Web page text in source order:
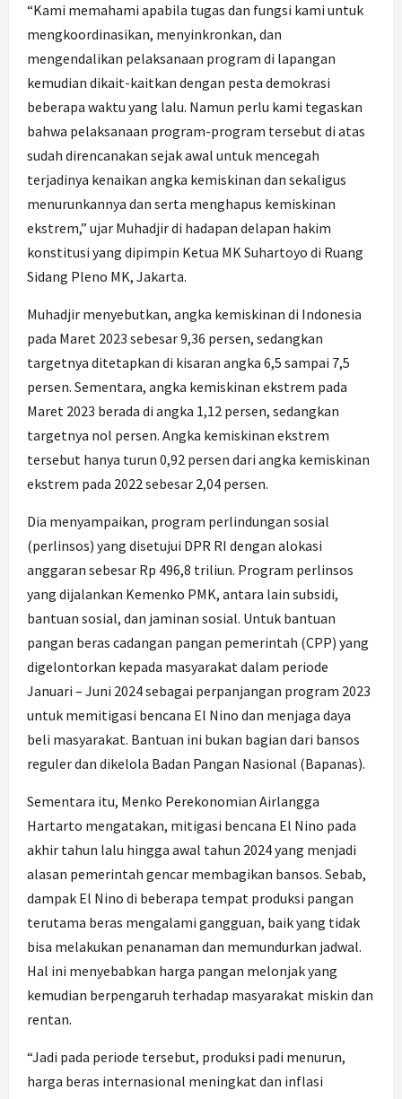
“Kami memahami apabila tugas dan fungsi kami untuk
mengkoordinasikan, menyinkronkan, dan
mengendalikan pelaksanaan program di lapangan
kemudian dikait-kaitkan dengan pesta demokrasi
beberapa waktu yang lalu. Namun perlu kami tegaskan
bahwa pelaksanaan program-program tersebut di atas
sudah direncanakan sejak awal untuk mencegah
terjadinya kenaikan angka kemiskinan dan sekaligus
menurunkannya dan serta menghapus kemiskinan
ekstrem,” ujar Muhadjir di hadapan delapan hakim
konstitusi yang dipimpin Ketua MK Suhartoyo di Ruang
Sidang Pleno MK, Jakarta.
Muhadjir menyebutkan, angka kemiskinan di Indonesia
pada Maret 2023 sebesar 9,36 persen, sedangkan
targetnya ditetapkan di kisaran angka 6,5 sampai 7,5
persen. Sementara, angka kemiskinan ekstrem pada
Maret 2023 berada di angka 1,12 persen, sedangkan
targetnya nol persen. Angka kemiskinan ekstrem
tersebut hanya turun 0,92 persen dari angka kemiskinan
ekstrem pada 2022 sebesar 2,04 persen.
Dia menyampaikan, program perlindungan sosial
(perlinsos) yang disetujui DPR RI dengan alokasi
anggaran sebesar Rp 496,8 triliun. Program perlinsos
yang dijalankan Kemenko PMK, antara lain subsidi,
bantuan sosial, dan jaminan sosial. Untuk bantuan
pangan beras cadangan pangan pemerintah (CPP) yang
digelontorkan kepada masyarakat dalam periode
Januari – Juni 2024 sebagai perpanjangan program 2023
untuk memitigasi bencana El Nino dan menjaga daya
beli masyarakat. Bantuan ini bukan bagian dari bansos
reguler dan dikelola Badan Pangan Nasional (Bapanas).
Sementara itu, Menko Perekonomian Airlangga
Hartarto mengatakan, mitigasi bencana El Nino pada
akhir tahun lalu hingga awal tahun 2024 yang menjadi
alasan pemerintah gencar membagikan bansos. Sebab,
dampak El Nino di beberapa tempat produksi pangan
terutama beras mengalami gangguan, baik yang tidak
bisa melakukan penanaman dan memundurkan jadwal.
Hal ini menyebabkan harga pangan melonjak yang
kemudian berpengaruh terhadap masyarakat miskin dan
rentan.
“Jadi pada periode tersebut, produksi padi menurun,
harga beras internasional meningkat dan inflasi